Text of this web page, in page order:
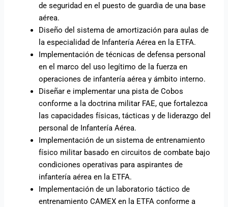
de seguridad en el puesto de guardia de una base
aérea.
Diseño del sistema de amortización para aulas de
la especialidad de Infantería Aérea en la ETFA.
Implementación de técnicas de defensa personal
en el marco del uso legítimo de la fuerza en
operaciones de infantería aérea y ámbito interno.
Diseñar e implementar una pista de Cobos
conforme a la doctrina militar FAE, que fortalezca
las capacidades físicas, tácticas y de liderazgo del
personal de Infantería Aérea.
Implementación de un sistema de entrenamiento
físico militar basado en circuitos de combate bajo
condiciones operativas para aspirantes de
infantería aérea en la ETFA.
Implementación de un laboratorio táctico de
entrenamiento CAMEX en la ETFA conforme a